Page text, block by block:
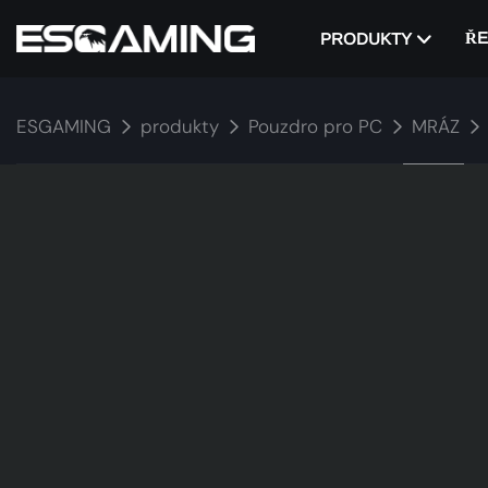
PRODUKTY
ESGAMING produkty Pouzdro pro PC MRÁZ